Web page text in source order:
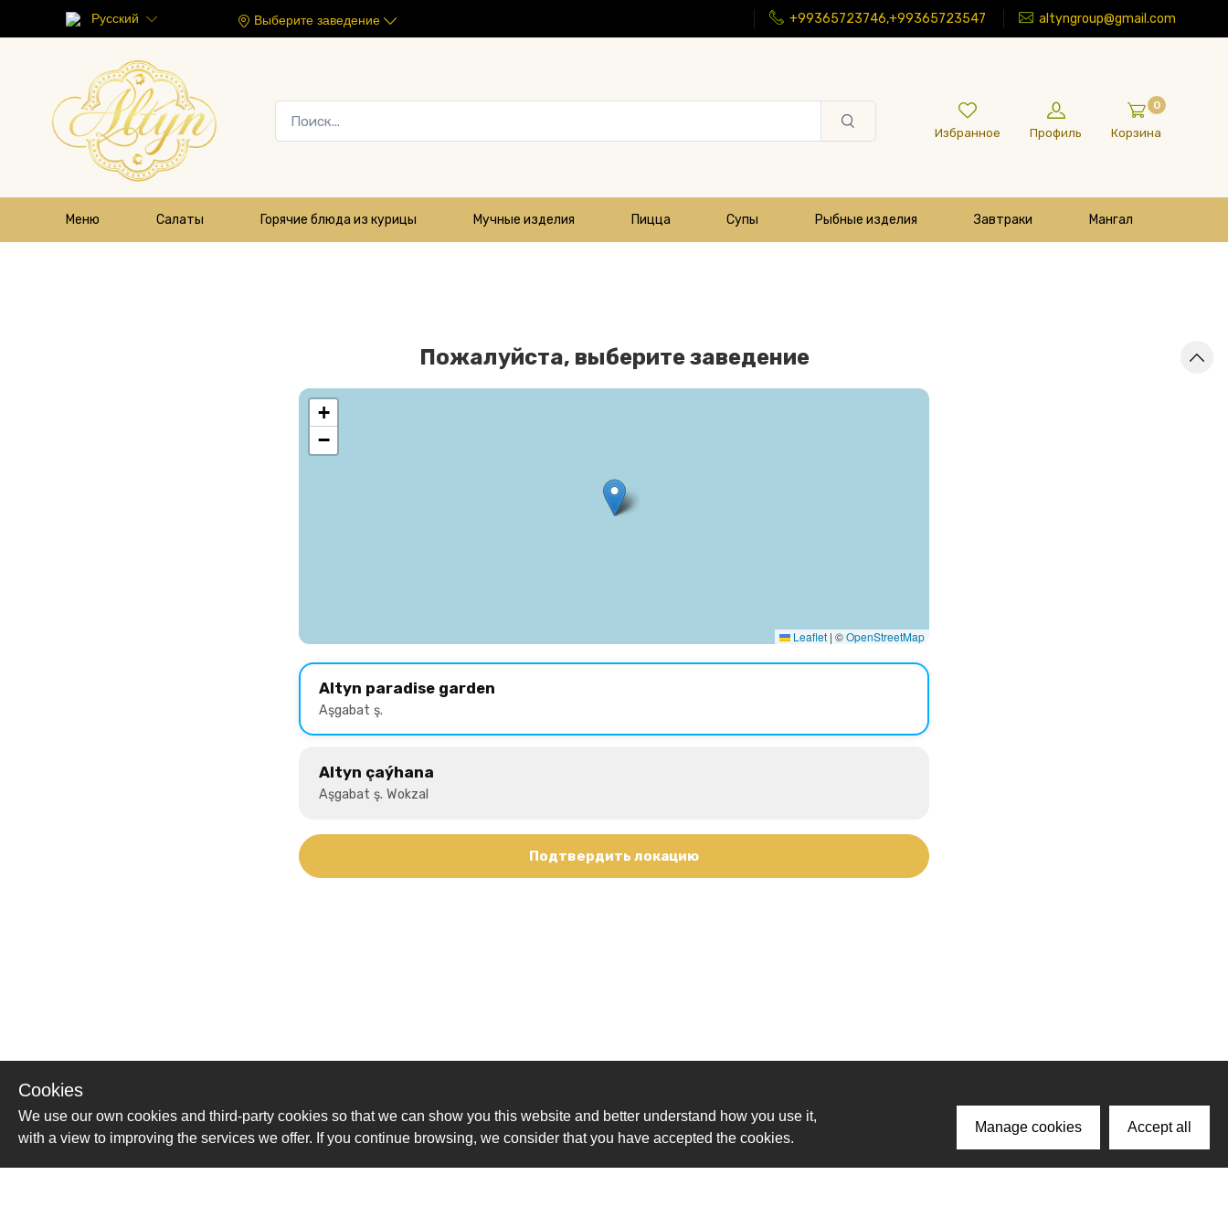
Русский Выберите заведение +99365723746,+99365723547 altyngroup@gmail.com
Избранное Профиль
0
Корзина
Меню Салаты Горячие блюда из курицы Мучные изделия Пицца Супы Рыбные изделия Завтраки Мангал
Пожалуйста, выберите заведение
+
−
Leaflet | ©OpenStreetMap
Altyn paradise garden
Aşgabat ş.
Altyn çaýhana
Aşgabat ş. Wokzal
Подтвердить локацию
Cookies
We use our own cookies and third-party cookies so that we can show you this website and better understand how you use it,
with a view to improving the services we offer. If you continue browsing, we consider that you have accepted the cookies.
Manage cookies Accept all